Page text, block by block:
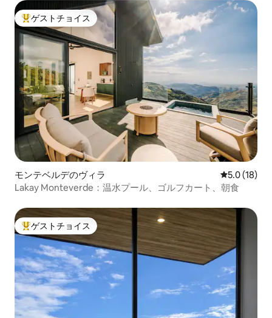
大好評のゲストチョイスです。
ゲストチョイス
モンテベルデのヴィラ レビュー18
5.0 (18)
Lakay Monteverde：温水プール、ゴルフカート、朝食
大好評のゲストチョイスです。
ゲストチョイス